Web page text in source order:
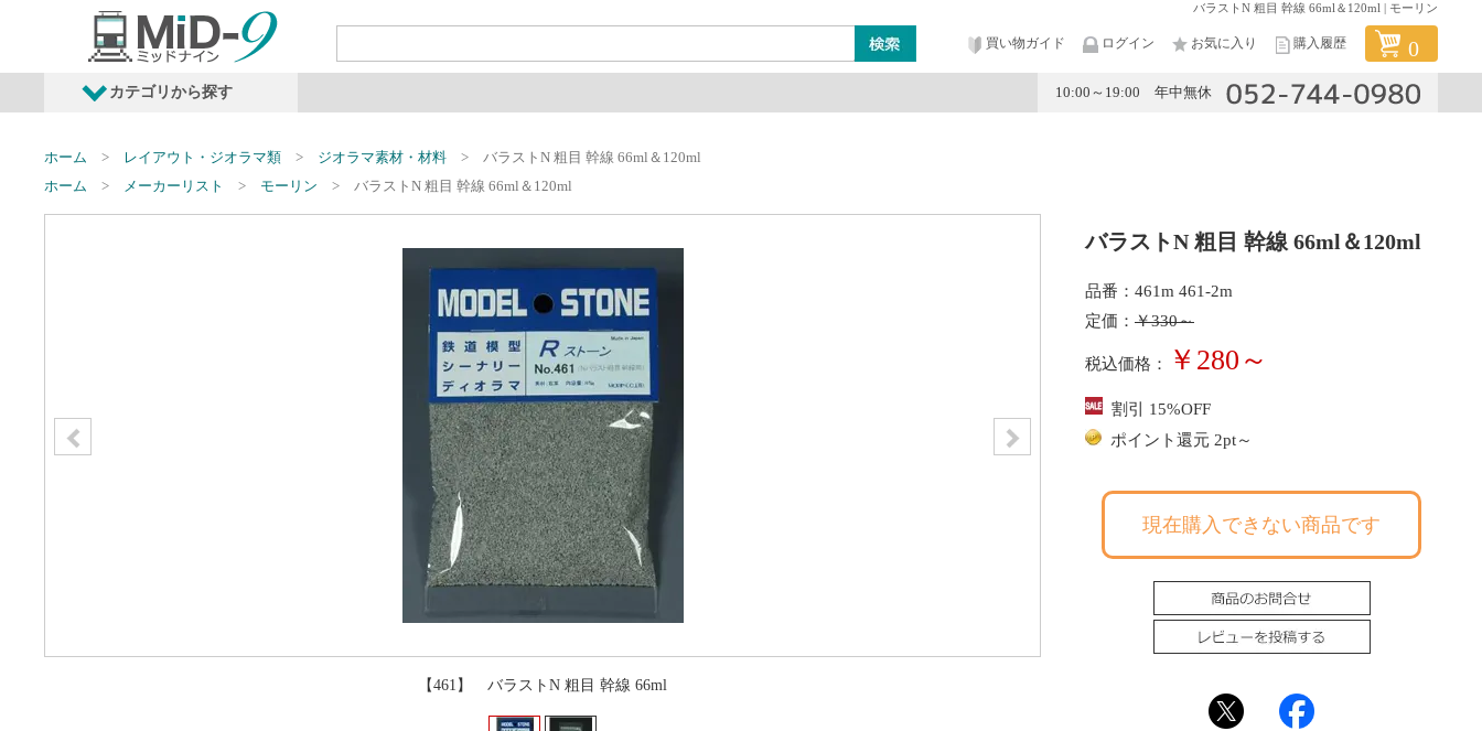
バラストN 粗目 幹線 66ml＆120ml | モーリン
買い物ガイド ログイン お気に入り 購入履歴 0
カテゴリから探す 10:00～19:00 年中無休
発売予定商品 鉄道車両・オプション レイアウト・ジオラマ類
ホーム レイアウト・ジオラマ類 ジオラマ素材・材料
バラストN 粗目 幹線 66ml＆120ml
ホーム
メーカーリスト モーリン バラストN 粗目 幹線 66ml＆120ml
【461】 バラストN 粗目 幹線 66ml
バラストN 粗目 幹線 66ml＆120ml
品番：461m 461-2m
定価： ￥330～
税込価格： ￥280～
割引 15%OFF
ポイント還元 2pt～
現在購入できない商品です